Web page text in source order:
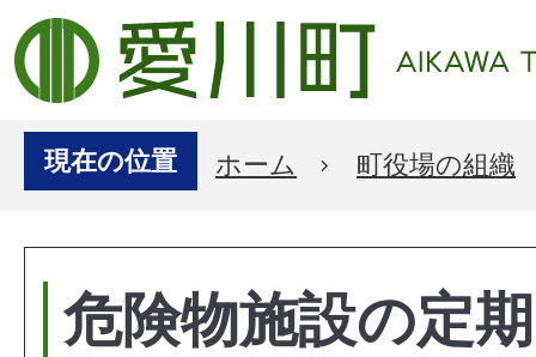
現在の位置 ホーム 町役場の組織
危険物施設の定